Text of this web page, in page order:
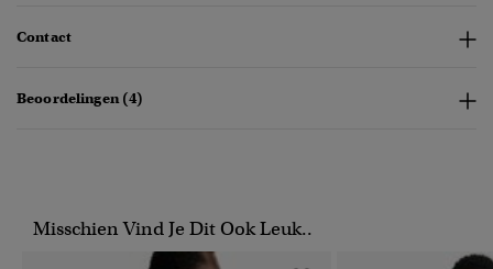
Contact
Beoordelingen (4)
Misschien Vind Je Dit Ook Leuk..